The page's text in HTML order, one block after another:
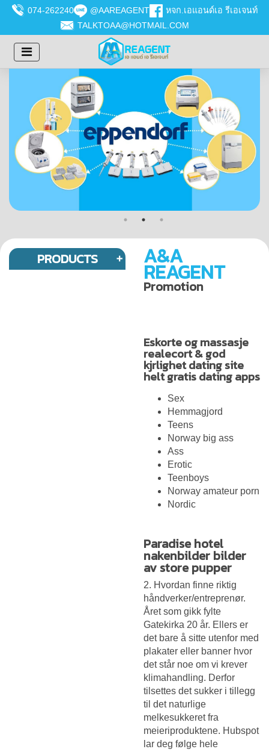
074-262240 @AAREAGENT
หจก.เอแอนด์เอ รีเอเจนท์
TALKTOAA@HOTMAIL.COM
PRODUCTS A&A
REAGENT
Promotion
Eskorte og massasje
realecort & god
kjrlighet dating site
helt gratis dating apps
Sex
Hemmagjord
Teens
Norway big ass
Ass
Erotic
Teenboys
Norway amateur porn
Nordic
Paradise hotel
nakenbilder bilder
av store pupper
2. Hvordan finne riktig
håndverker/entreprenør.
Året som gikk fylte
Gatekirka 20 år. Ellers er
det bare å sitte utenfor med
plakater eller banner hvor
det står noe om vi krever
klimahandling. Derfor
tilsettes det sukker i tillegg
til det naturlige
melkesukkeret fra
meieriproduktene. Hubspot
lar deg følge hele